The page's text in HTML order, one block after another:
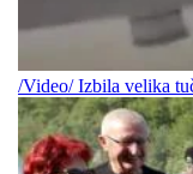
/Video/ Izbila velika